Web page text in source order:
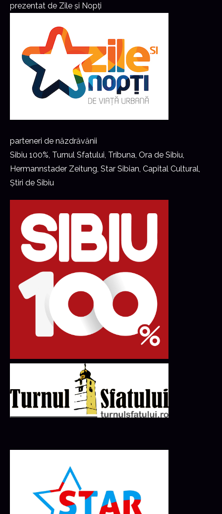
prezentat de Zile și Nopți
parteneri de năzdrăvănii
Sibiu 100%, Turnul Sfatului, Tribuna, Ora de Sibiu,
Hermannstader Zeitung, Star Sibian, Capital Cultural,
Știri de Sibiu